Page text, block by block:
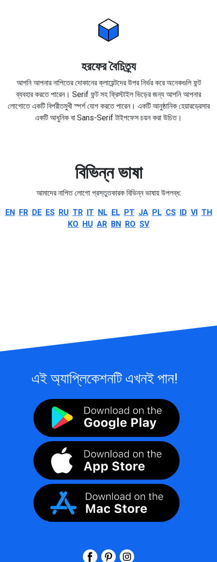
হরফের বৈচিত্র্য
আপনি আপনার নাপিতের দোকানের ক্লায়েন্টদের উপর নির্ভর করে অনেকগুলি ফন্ট
ব্যবহার করতে পারেন। Serif ফন্ট সহ ফ্রিস্টাইল ভিড়ের জন্য আপনি আপনার
লোগোতে একটি বিপরীতমুখী স্পর্শ যোগ করতে পারেন। একটি আনুষ্ঠানিক হেয়ারড্রেসার
একটি আধুনিক বা Sans-Serif টাইপফেস চয়ন করা উচিত।
বিভিন্ন ভাষা
আমাদের নাপিত লোগো প্রস্তুতকারক বিভিন্ন ভাষায় উপলব্ধ:
EN FR DE ES RU TR IT NL EL PT JA PL CS ID VI TH
KO HU AR BN RO SV
এই অ্যাপ্লিকেশনটি এখনই পান!